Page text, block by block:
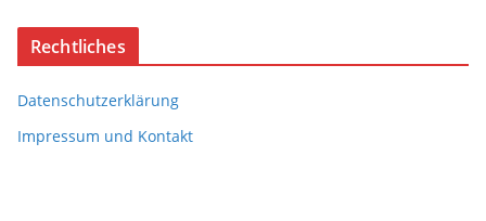
i
r
e
Rechtliches
Datenschutzerklärung
Impressum und Kontakt